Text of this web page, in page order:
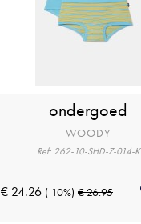
ondergoed
WOODY
Ref: 262-10-SHD-Z-014-K
€ 24.26 (-10%) € 26.95